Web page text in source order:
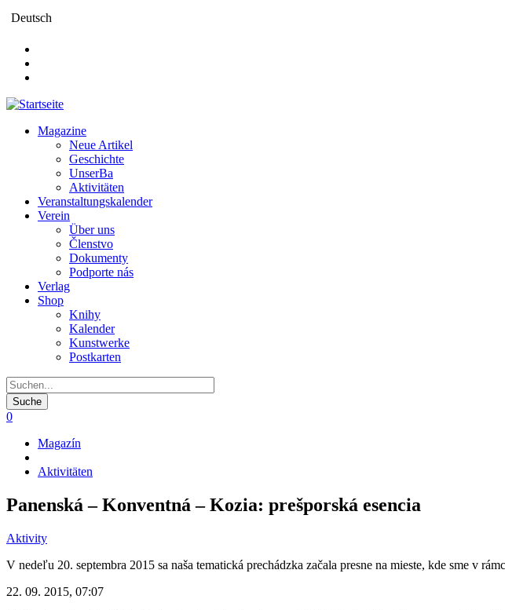
Direkt
Deutsch
navigation
Magazine
Neue Artikel
Geschichte
UnserBa
Aktivitäten
Veranstaltungskalender
Verein
Über uns
Členstvo
Dokumenty
Podporte nás
Verlag
Shop
Knihy
Kalender
Kunstwerke
Postkarten
0
Pfadnavigation
Magazín
Aktivitäten
Panenská – Konventná – Kozia: prešporská esencia
Aktivity
V nedeľu 20. septembra 2015 sa naša tematická prechádzka začala presne na mieste, kde sme v
22. 09. 2015, 07:07